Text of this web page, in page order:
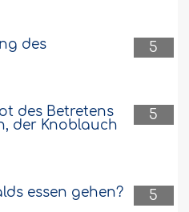
5
des
5
des Betretens
der Knoblauch
5
essen gehen?